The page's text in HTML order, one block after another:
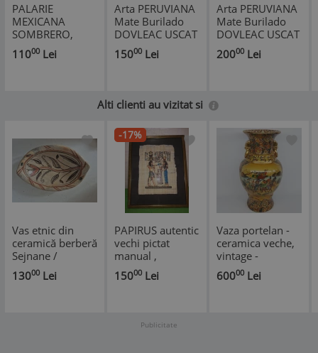
PALARIE
MEXICANA
SOMBRERO,
D=50 cm.
11000 Lei
Arta PERUVIANA
Mate Burilado
DOVLEAC USCAT
gravat manual cu
zodiac si animale
15000 Lei
Arta PERUVIANA
Mate Burilado
DOVLEAC USCAT
gravat manual cu
cantareti si
20000 Lei
Alti clienti au vizitat si
Vas etnic din
ceramică berberă
Sejnane /
Kabylie, pictat
manual, 26 cm /
13000 Lei
-17%
PAPIRUS autentic
vechi pictat
manual ,
RAMSES II si zeita
ISIS
15000 Lei
Vaza portelan -
ceramica veche,
vintage -
SATSUMA -
pictata manual
60000 Lei
Publicitate